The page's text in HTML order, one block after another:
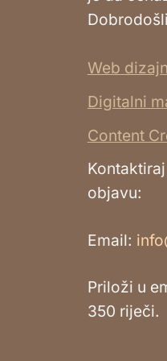
Web
Digitalni
Content
objavu:
Email:
Priloži u
350 riječi.